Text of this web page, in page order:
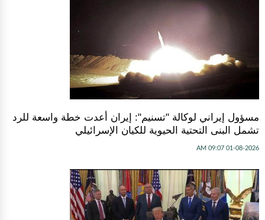
مسؤول إيراني لوكالة "تسنيم": إيران أعدت خطة واسعة للرد
تشمل البنى التحتية الحيوية للكيان الإسرائيلي
01-08-2026 09:07 AM